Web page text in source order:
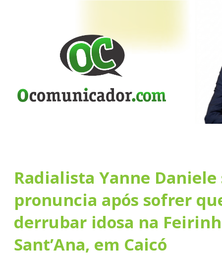
Radialista Yanne Daniele
pronuncia após sofrer
derrubar idosa na
Sant’Ana, em Caicó